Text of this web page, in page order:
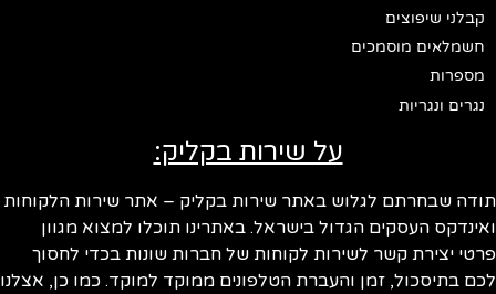
קבלני שיפוצים
חשמלאים מוסמכים
מספרות
נגרים ונגריות
על שירות בקליק:
שבחרתם לגלוש באתר שירות בקליק – אתר שירות הלקוחות
העסקים הגדול בישראל. באתרינו תוכלו למצוא מגוון
יצירת קשר לשירות לקוחות של חברות שונות בכדי לחסוך
בתיסכול, זמן והעברת הטלפונים ממוקד למוקד. כמו כן, אצלנו